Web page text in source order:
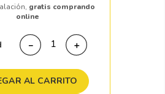
gratis comprando
online
＋
－
AL CARRITO